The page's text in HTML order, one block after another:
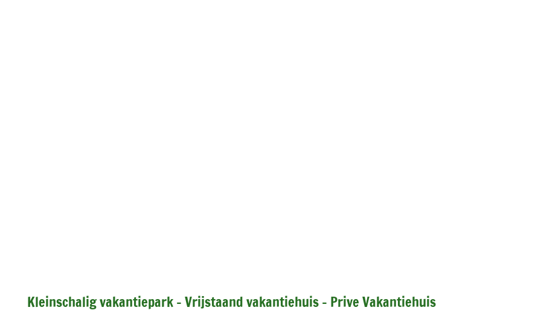
Kleinschalig vakantiepark - Vrijstaand vakantiehuis - Prive Vakantiehuis